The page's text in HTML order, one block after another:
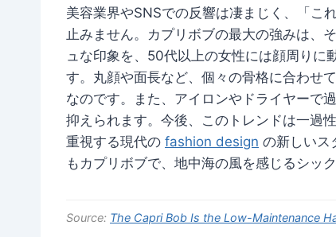
美容業界やSNSでの反響は凄まじく、「こ
止みません。カプリボブの最大の強みは、
ュな印象を、50代以上の女性には顔周りに
す。丸顔や面長など、個々の骨格に合わせ
なのです。また、アイロンやドライヤーで
抑えられます。今後、このトレンドは一過
重視する現代の fashion design の新しいス
もカプリボブで、地中海の風を感じるシッ
Source: The Capri Bob Is the Low-Maintenance